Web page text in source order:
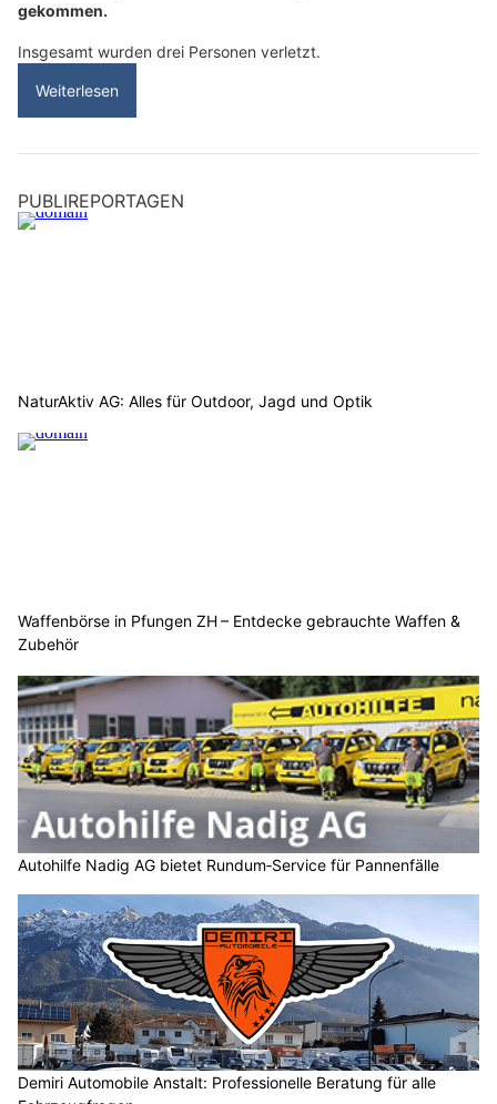
gekommen.
Insgesamt wurden drei Personen verletzt.
Weiterlesen
PUBLIREPORTAGEN
NaturAktiv AG: Alles für Outdoor, Jagd und Optik
Waffenbörse in Pfungen ZH – Entdecke gebrauchte Waffen &
Zubehör
Autohilfe Nadig AG bietet Rundum‑Service für Pannenfälle
Demiri Automobile Anstalt: Professionelle Beratung für alle